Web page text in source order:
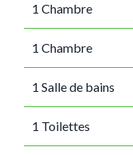
1 Chambre
1 Chambre
1 Salle de bains
1 Toilettes